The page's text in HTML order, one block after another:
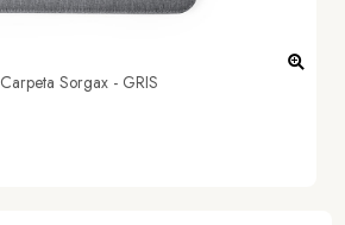
Carpeta Sorgax - GRIS